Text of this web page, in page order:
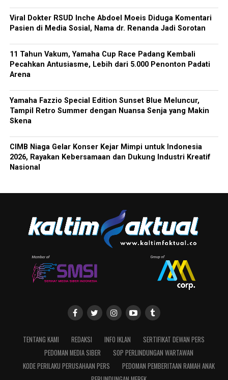
Viral Dokter RSUD Inche Abdoel Moeis Diduga Komentari
Pasien di Media Sosial, Nama dr. Renanda Jadi Sorotan
11 Tahun Vakum, Yamaha Cup Race Padang Kembali
Pecahkan Antusiasme, Lebih dari 5.000 Penonton Padati
Arena
Yamaha Fazzio Special Edition Sunset Blue Meluncur,
Tampil Retro Summer dengan Nuansa Senja yang Makin
Skena
CIMB Niaga Gelar Konser Kejar Mimpi untuk Indonesia
2026, Rayakan Kebersamaan dan Dukung Industri Kreatif
Nasional
TENTANG KAMI REDAKSI INFO IKLAN
SERTIFIKAT DEWAN PERS
PEDOMAN MEDIA SIBER
SOP PERLINDUNGAN WARTAWAN
KODE PERILAKU PERUSAHAAN PERS
PEDOMAN PEMBERITAAN RAMAH ANAK